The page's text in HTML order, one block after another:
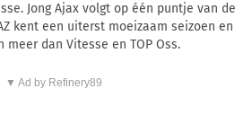
Jong Ajax volgt op één puntje van de
kent een uiterst moeizaam seizoen en
dan Vitesse en TOP Oss.
▼ Ad by Refinery89